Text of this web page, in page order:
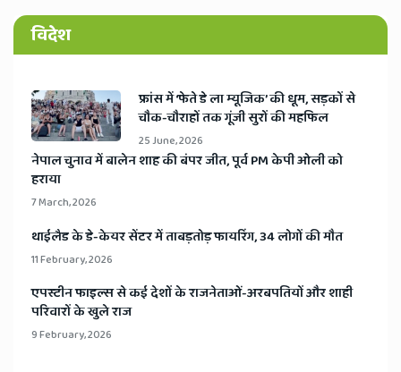
विदेश
​फ्रांस में ‘फेते डे ला म्यूजिक’ की धूम, सड़कों से
चौक-चौराहों तक गूंजी सुरों की महफिल
25 June, 2026
​नेपाल चुनाव में बालेन शाह की बंपर जीत, पूर्व PM केपी ओली को
हराया
7 March, 2026
​थाईलैड के डे-केयर सेंटर में ताबड़तोड़ फायरिंग, 34 लोगों की मौत
11 February, 2026
​एपस्टीन फाइल्स से कई देशों के राजनेताओं-अरबपतियों और शाही
परिवारों के खुले राज
9 February, 2026